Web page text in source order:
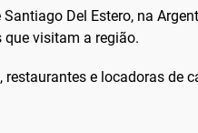
Del Estero, na
visitam a região.
e locadoras de